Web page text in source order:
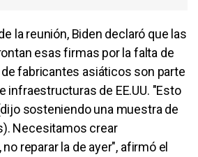
la reunión, Biden declaró que las
esas firmas por la falta de
fabricantes asiáticos son parte
infraestructuras de EE.UU. "Esto
sosteniendo una muestra de
Necesitamos crear
reparar la de ayer", afirmó el